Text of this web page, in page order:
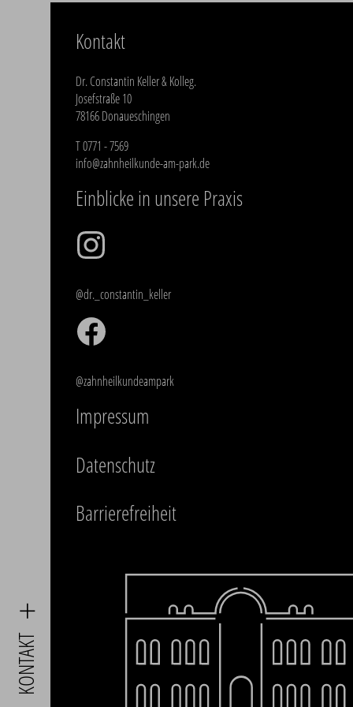
KONTAKT
Kontakt
Dr. Constantin Keller & Kolleg.
Josefstraße 10
78166 Donaueschingen
T0771 - 7569
info@zahnheilkunde-am-park.de
Einblicke in unsere Praxis
@dr._constantin_keller
@zahnheilkundeampark
Impressum
Datenschutz
Barrierefreiheit